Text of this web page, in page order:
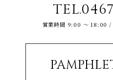
営業時間 9:00 ～ 18:00 /